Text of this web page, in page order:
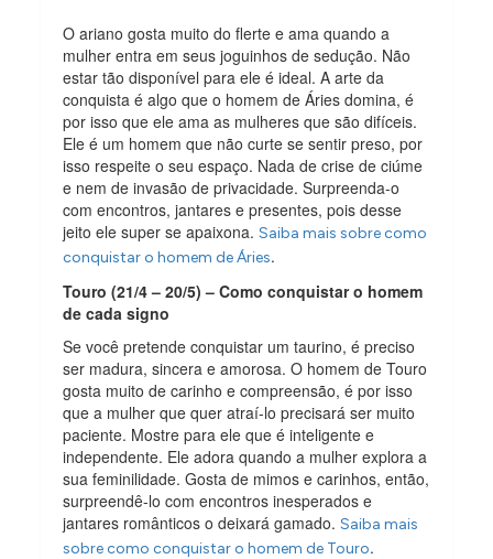
O ariano gosta muito do flerte e ama quando a
mulher entra em seus joguinhos de sedução. Não
estar tão disponível para ele é ideal. A arte da
conquista é algo que o homem de Áries domina, é
por isso que ele ama as mulheres que são difíceis.
Ele é um homem que não curte se sentir preso, por
isso respeite o seu espaço. Nada de crise de ciúme
e nem de invasão de privacidade. Surpreenda-o
com encontros, jantares e presentes, pois desse
jeito ele super se apaixona.Saiba mais sobre como
conquistar o homem de Áries.
Touro (21/4 – 20/5) – Como conquistar o homem
de cada signo
Se você pretende conquistar um taurino, é preciso
ser madura, sincera e amorosa. O homem de Touro
gosta muito de carinho e compreensão, é por isso
que a mulher que quer atraí-lo precisará ser muito
paciente. Mostre para ele que é inteligente e
independente. Ele adora quando a mulher explora a
sua feminilidade. Gosta de mimos e carinhos, então,
surpreendê-lo com encontros inesperados e
jantares românticos o deixará gamado.Saiba mais
sobre como conquistar o homem de Touro.